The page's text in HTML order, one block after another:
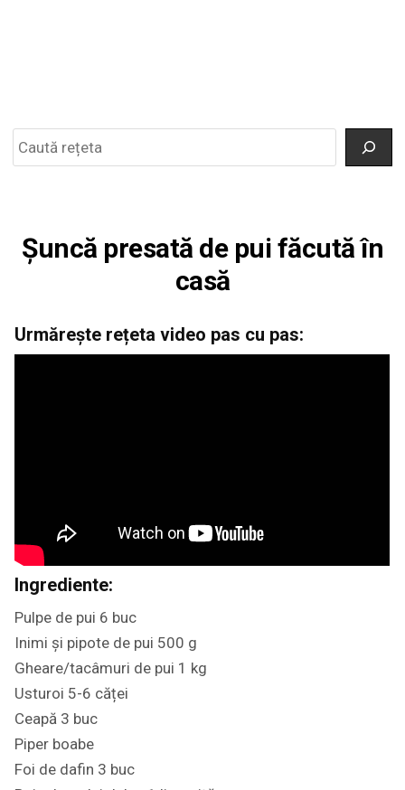
Șuncă presată de pui făcută în
casă
Urmărește rețeta video pas cu pas:
Ingrediente:
Pulpe de pui 6 buc
Inimi și pipote de pui 500 g
Gheare/tacâmuri de pui 1 kg
Usturoi 5-6 căței
Ceapă 3 buc
Piper boabe
Foi de dafin 3 buc